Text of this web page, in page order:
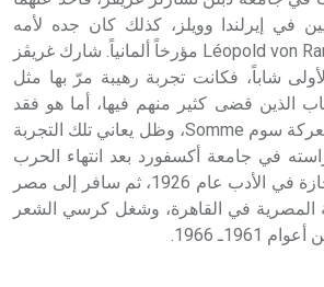
في إيرلندا وويلز، كذلك كان جده لأمه
ليوبولد فون رانكه Léopold von Ranke مؤرخاً ألمانياً. شارك غريڤز
شاباً، فكانت تجربة رهيبة مرّ بها مثل
الذين قضى كثير منهم فيها، أما هو فقد
خرج منها جريحاً في معركة سوم Somme، وظل يعاني تلك التجربة
في جامعة أكسفورد بعد انتهاء الحرب
وحصل على درجة الإجازة في الأدب عام 1926، ثم سافر إلى مصر
في القاهرة، وشغل كرسي الشعر
1966.